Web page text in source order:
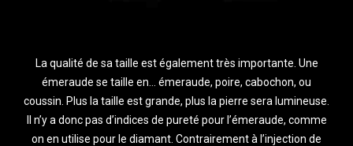
La qualité de sa taille est également très importante. Une
émeraude se taille en… émeraude, poire, cabochon, ou
coussin. Plus la taille est grande, plus la pierre sera lumineuse.
Il n’y a donc pas d’indices de pureté pour l’émeraude, comme
on en utilise pour le diamant. Contrairement à l’injection de